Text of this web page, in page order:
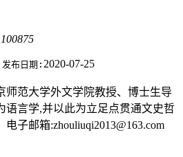
发布日期: 2020-07-25
师范大学外文学院教授、博士生导
语言学,并以此为立足点贯通文史哲
子邮箱:zhouliuqi2013@163.com